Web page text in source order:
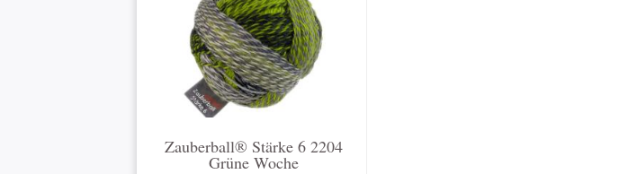
Zauberball® Stärke 6 2204
Grüne Woche